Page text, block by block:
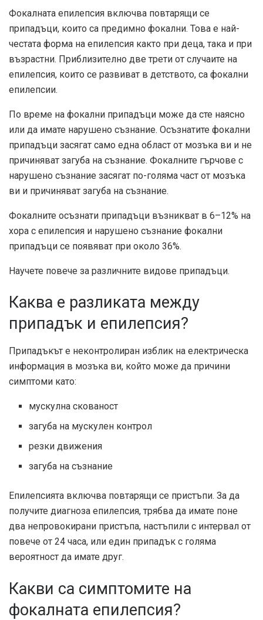
Фокалната епилепсия включва повтарящи се
припадъци, които са предимно фокални. Това е най-
честата форма на епилепсия както при деца, така и при
възрастни. Приблизително две трети от случаите на
епилепсия, които се развиват в детството, са фокални
епилепсии.
По време на фокални припадъци може да сте наясно
или да имате нарушено съзнание. Осъзнатите фокални
припадъци засягат само една област от мозъка ви и не
причиняват загуба на съзнание. Фокалните гърчове с
нарушено съзнание засягат по-голяма част от мозъка
ви и причиняват загуба на съзнание.
Фокалните осъзнати припадъци възникват в 6–12% на
хора с епилепсия и нарушено съзнание фокални
припадъци се появяват при около 36%.
Научете повече за различните видове припадъци.
Каква е разликата между
припадък и епилепсия?
Припадъкът е неконтролиран изблик на електрическа
информация в мозъка ви, който може да причини
симптоми като:
мускулна скованост
загуба на мускулен контрол
резки движения
загуба на съзнание
Епилепсията включва повтарящи се пристъпи. За да
получите диагноза епилепсия, трябва да имате поне
два непровокирани пристъпа, настъпили с интервал от
повече от 24 часа, или един припадък с голяма
вероятност да имате друг.
Какви са симптомите на
фокалната епилепсия?